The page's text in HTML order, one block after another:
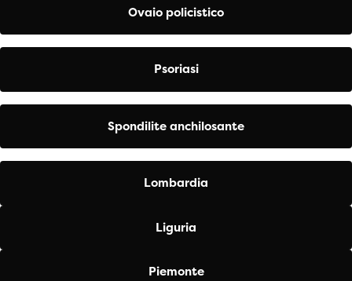
Ovaio policistico
Psoriasi
Spondilite anchilosante
Lombardia
Liguria
Piemonte